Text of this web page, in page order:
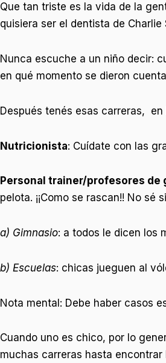
Que tan triste es la vida de la
quisiera ser el dentista de
Nunca escuche a un niño decir:
en qué momento se dieron
Después tenés esas carreras,
Nutricionista: Cuídate con las
Personal trainer/profesores de
pelota. ¡¡Como se rascan!! No
a) Gimnasio: a todos le dicen los
b) Escuelas: chicas jueguen al
Nota mental: Debe haber casos
Cuando uno es chico, por lo
muchas carreras hasta